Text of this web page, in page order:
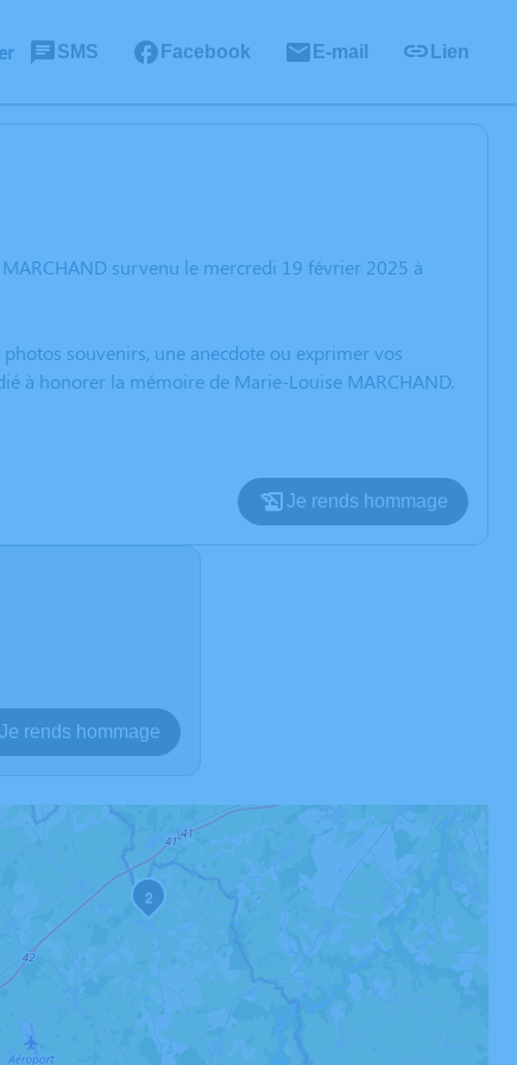
SMS Facebook E-mail Lien
survenu le mercredi 19 février 2025 à
souvenirs, une anecdote ou exprimer vos
à honorer la mémoire de Marie-Louise MARCHAND.
Je rends hommage
Je rends hommage
2